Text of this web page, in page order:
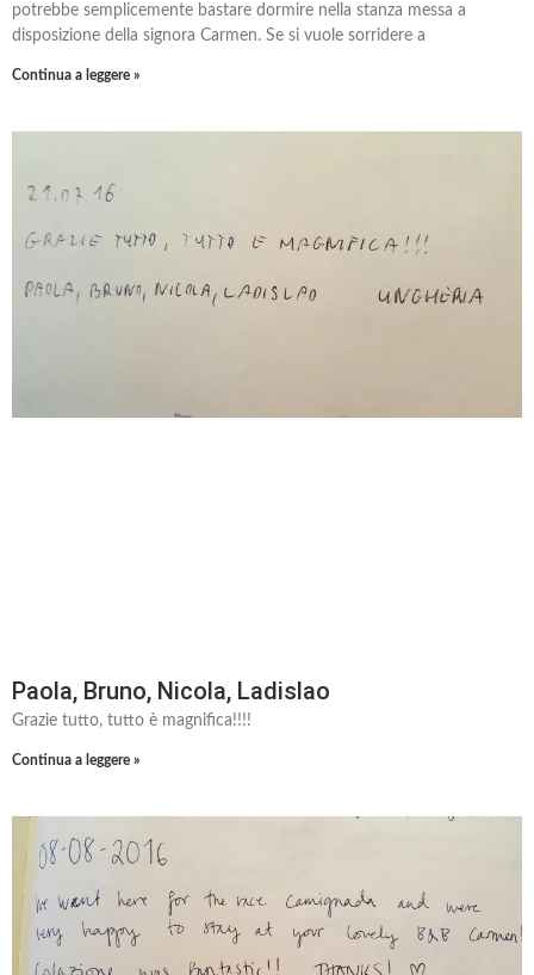
potrebbe semplicemente bastare dormire nella stanza messa a
disposizione della signora Carmen. Se si vuole sorridere a
Continua a leggere »
Paola, Bruno, Nicola, Ladislao
Grazie tutto, tutto è magnifica!!!!
Continua a leggere »